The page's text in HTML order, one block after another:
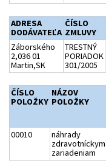
ADRESA
DODÁVATEĽA
ČÍSLO
ZMLUVY
Záborského
2,036 01
Martin,SK
TRESTNÝ
PORIADOK
301/2005
ČÍSLO
POLOŽKY
NÁZOV
POLOŽKY
00010
náhrady
zdravotníckym
zariadeniam